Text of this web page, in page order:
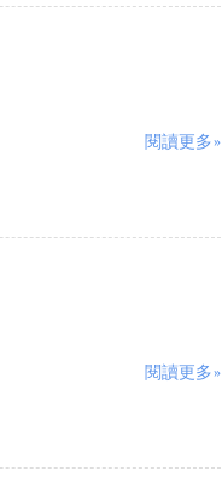
閱讀更多»
閱讀更多»